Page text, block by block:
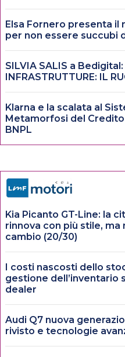
Elsa Fornero presenta il
per non essere succubi
SILVIA SALIS a Bedigital:
INFRASTRUTTURE: IL
Klarna e la scalata al
Metamorfosi del
BNPL
Kia Picanto GT-Line: la
rinnova con più stile,
cambio (20/30)
I costi nascosti dello
gestione dell’inventario
dealer
Audi Q7 nuova
rivisto e tecnologie